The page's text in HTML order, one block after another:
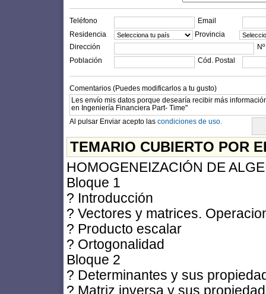
Teléfono
Email
Residencia
Provincia
Dirección
Nº
Población
Cód. Postal
Comentarios (Puedes modificarlos a tu gusto)
Al pulsar Enviar acepto las condiciones de uso.
TEMARIO CUBIERTO POR
HOMOGENEIZACIÓN DE
Bloque 1
? Introducción
? Vectores y matrices.
? Producto escalar
? Ortogonalidad
Bloque 2
? Determinantes y sus
? Matriz inversa y sus